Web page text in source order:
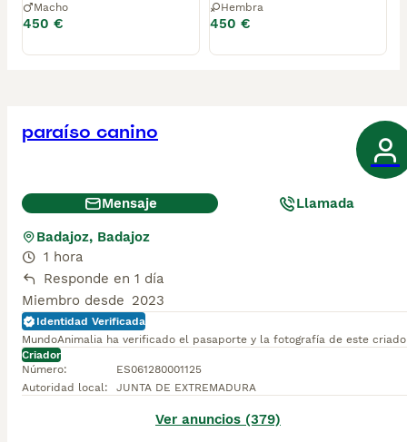
Macho
450 €
Hembra
450 €
paraíso canino
Mensaje Llamada
Badajoz, Badajoz
1 hora
Responde en 1 día
Miembro desde 2023
Identidad Verificada
MundoAnimalia ha verificado el pasaporte y la fotografía de este
Criador
Número:
ES061280001125
Autoridad local: JUNTA DE EXTREMADURA
Ver anuncios (379)